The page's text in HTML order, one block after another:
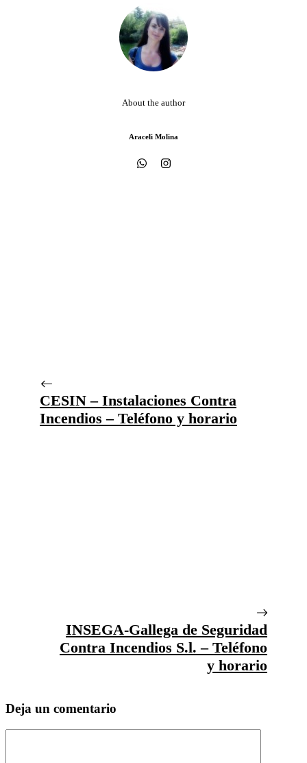
About the author
Araceli Molina
CESIN – Instalaciones Contra
Incendios – Teléfono y horario
INSEGA-Gallega de Seguridad
Contra Incendios S.l. – Teléfono
y horario
Deja un comentario